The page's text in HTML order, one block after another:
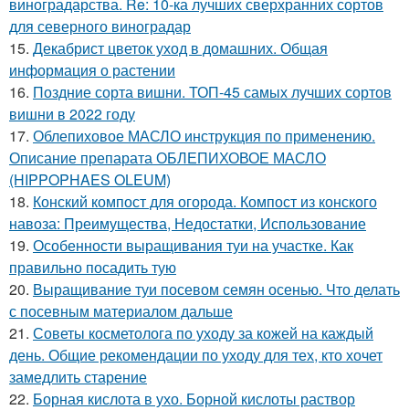
для северного виноградар
15. Декабрист цветок уход в домашних. Общая
информация о растении
16. Поздние сорта вишни. ТОП-45 самых лучших сортов
вишни в 2022 году
17. Облепиховое МАСЛО инструкция по применению.
Описание препарата ОБЛЕПИХОВОЕ МАСЛО
(HIPPOPHAES OLEUM)
18. Конский компост для огорода. Компост из конского
навоза: Преимущества, Недостатки, Использование
19. Особенности выращивания туи на участке. Как
правильно посадить тую
20. Выращивание туи посевом семян осенью. Что делать
с посевным материалом дальше
21. Советы косметолога по уходу за кожей на каждый
день. Общие рекомендации по уходу для тех, кто хочет
замедлить старение
22. Борная кислота в ухо. Борной кислоты раствор